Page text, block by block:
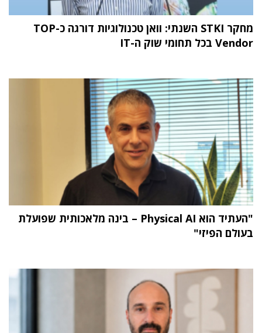
מחקר STKI השנתי: וואן טכנולוגיות דורגה כ-TOP
Vendor בכל תחומי שוק ה-IT
"העתיד הוא Physical AI – בינה מלאכותית שפועלת
בעולם הפיזי"